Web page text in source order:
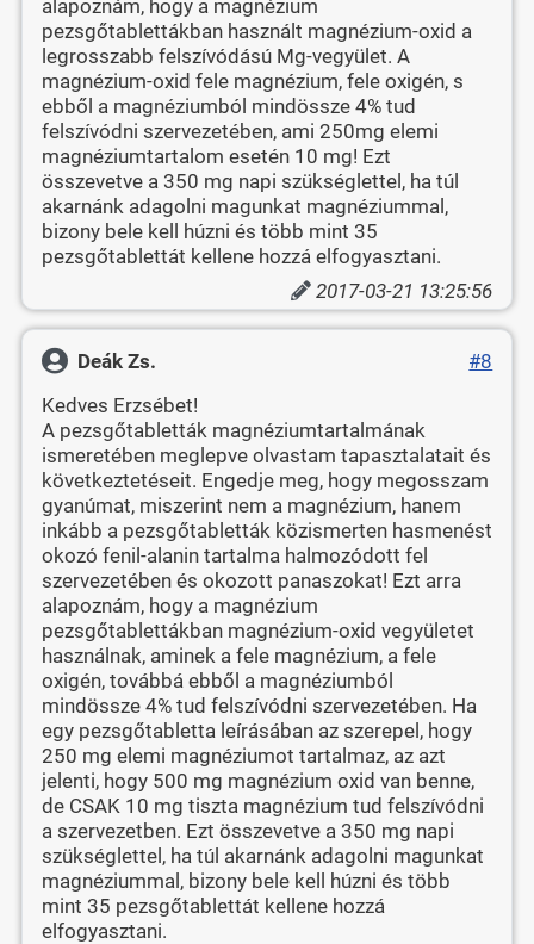
alapoznám, hogy a magnézium
pezsgőtablettákban használt magnézium-oxid a
legrosszabb felszívódású Mg-vegyület. A
magnézium-oxid fele magnézium, fele oxigén, s
ebből a magnéziumból mindössze 4% tud
felszívódni szervezetében, ami 250mg elemi
magnéziumtartalom esetén 10 mg! Ezt
összevetve a 350 mg napi szükséglettel, ha túl
akarnánk adagolni magunkat magnéziummal,
bizony bele kell húzni és több mint 35
pezsgőtablettát kellene hozzá elfogyasztani.
2017-03-21 13:25:56
Deák Zs.
#8
Kedves Erzsébet!
A pezsgőtabletták magnéziumtartalmának
ismeretében meglepve olvastam tapasztalatait és
következtetéseit. Engedje meg, hogy megosszam
gyanúmat, miszerint nem a magnézium, hanem
inkább a pezsgőtabletták közismerten hasmenést
okozó fenil-alanin tartalma halmozódott fel
szervezetében és okozott panaszokat! Ezt arra
alapoznám, hogy a magnézium
pezsgőtablettákban magnézium-oxid vegyületet
használnak, aminek a fele magnézium, a fele
oxigén, továbbá ebből a magnéziumból
mindössze 4% tud felszívódni szervezetében. Ha
egy pezsgőtabletta leírásában az szerepel, hogy
250 mg elemi magnéziumot tartalmaz, az azt
jelenti, hogy 500 mg magnézium oxid van benne,
de CSAK 10 mg tiszta magnézium tud felszívódni
a szervezetben. Ezt összevetve a 350 mg napi
szükséglettel, ha túl akarnánk adagolni magunkat
magnéziummal, bizony bele kell húzni és több
mint 35 pezsgőtablettát kellene hozzá
elfogyasztani.